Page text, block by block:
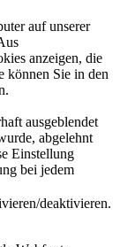
auf unserer
anzeigen, die
können Sie in den
ausgeblendet
abgelehnt
Einstellung
bei jedem
deaktivieren.